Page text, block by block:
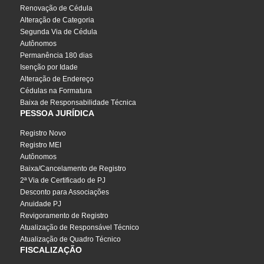
Renovação de Cédula
Alteração de Categoria
Segunda Via de Cédula
Autônomos
Permanência 180 dias
Isenção por Idade
Alteração de Endereço
Cédulas na Formatura
Baixa de Responsabilidade Técnica
PESSOA JURÍDICA
Registro Novo
Registro MEI
Autônomos
Baixa/Cancelamento de Registro
2ª Via de Certificado de PJ
Desconto para Associações
Anuidade PJ
Revigoramento de Registro
Atualização de Responsável Técnico
Atualização de Quadro Técnico
FISCALIZAÇÃO